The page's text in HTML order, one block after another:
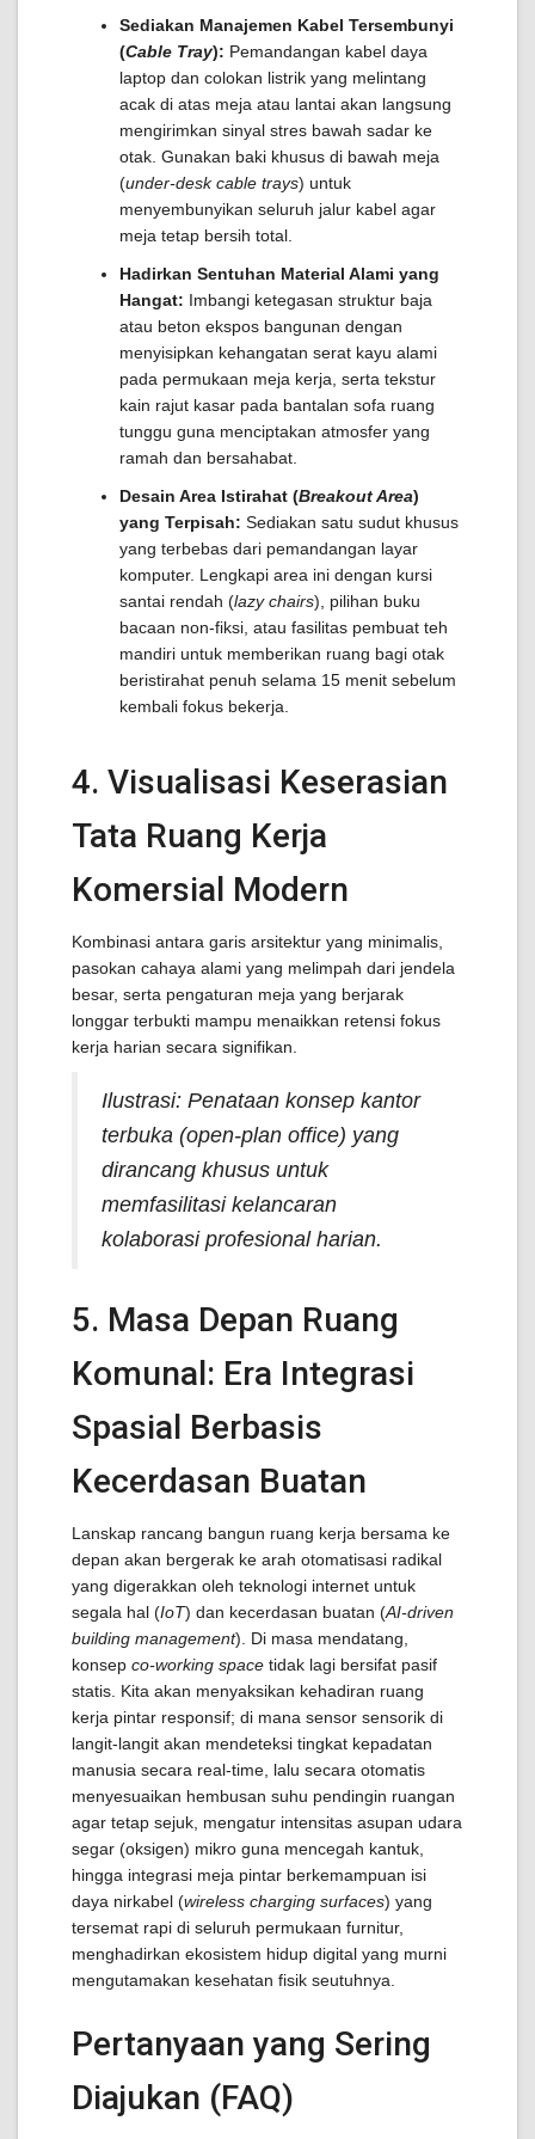
Sediakan Manajemen Kabel Tersembunyi
(Cable Tray): Pemandangan kabel daya
laptop dan colokan listrik yang melintang
acak di atas meja atau lantai akan langsung
mengirimkan sinyal stres bawah sadar ke
otak. Gunakan baki khusus di bawah meja
(under-desk cable trays) untuk
menyembunyikan seluruh jalur kabel agar
meja tetap bersih total.
Hadirkan Sentuhan Material Alami yang
Hangat: Imbangi ketegasan struktur baja
atau beton ekspos bangunan dengan
menyisipkan kehangatan serat kayu alami
pada permukaan meja kerja, serta tekstur
kain rajut kasar pada bantalan sofa ruang
tunggu guna menciptakan atmosfer yang
ramah dan bersahabat.
Desain Area Istirahat (Breakout Area)
yang Terpisah: Sediakan satu sudut khusus
yang terbebas dari pemandangan layar
komputer. Lengkapi area ini dengan kursi
santai rendah (lazy chairs), pilihan buku
bacaan non-fiksi, atau fasilitas pembuat teh
mandiri untuk memberikan ruang bagi otak
beristirahat penuh selama 15 menit sebelum
kembali fokus bekerja.
4. Visualisasi Keserasian
Tata Ruang Kerja
Komersial Modern
Kombinasi antara garis arsitektur yang minimalis,
pasokan cahaya alami yang melimpah dari jendela
besar, serta pengaturan meja yang berjarak
longgar terbukti mampu menaikkan retensi fokus
kerja harian secara signifikan.
Ilustrasi: Penataan konsep kantor
terbuka (open-plan office) yang
dirancang khusus untuk
memfasilitasi kelancaran
kolaborasi profesional harian.
5. Masa Depan Ruang
Komunal: Era Integrasi
Spasial Berbasis
Kecerdasan Buatan
Lanskap rancang bangun ruang kerja bersama ke
depan akan bergerak ke arah otomatisasi radikal
yang digerakkan oleh teknologi internet untuk
segala hal (IoT) dan kecerdasan buatan (AI-driven
building management). Di masa mendatang,
konsep co-working space tidak lagi bersifat pasif
statis. Kita akan menyaksikan kehadiran ruang
kerja pintar responsif; di mana sensor sensorik di
langit-langit akan mendeteksi tingkat kepadatan
manusia secara real-time, lalu secara otomatis
menyesuaikan hembusan suhu pendingin ruangan
agar tetap sejuk, mengatur intensitas asupan udara
segar (oksigen) mikro guna mencegah kantuk,
hingga integrasi meja pintar berkemampuan isi
daya nirkabel (wireless charging surfaces) yang
tersemat rapi di seluruh permukaan furnitur,
menghadirkan ekosistem hidup digital yang murni
mengutamakan kesehatan fisik seutuhnya.
Pertanyaan yang Sering
Diajukan (FAQ)